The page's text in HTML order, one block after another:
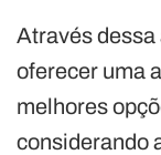
Através
oferecer uma
melhores
considerando